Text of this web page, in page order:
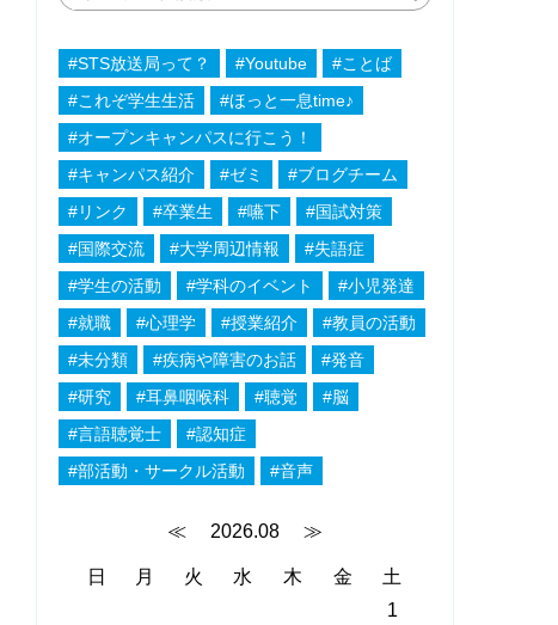
#STS放送局って？ #Youtube
#ことば
#これぞ学生生活
#ほっと一息time♪
#オープンキャンパスに行こう！
#キャンパス紹介
#ゼミ
#ブログチーム
#リンク
#卒業生 #嚥下
#国試対策
#国際交流
#大学周辺情報
#失語症
#学生の活動
#学科のイベント
#小児発達
#就職
#心理学 #授業紹介
#教員の活動
#未分類
#疾病や障害のお話
#発音
#研究
#耳鼻咽喉科 #聴覚
#脳
#言語聴覚士
#認知症
#部活動・サークル活動
#音声
≪ 2026.08 ≫
日 月 火 水 木 金
土
1